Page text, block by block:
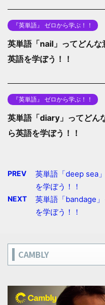
『英単語』 ゼロから学ぶ！！
英単語「nail」ってどんな
英語を学ぼう！！
『英単語』 ゼロから学ぶ！！
英単語「diary」ってどん
ら英語を学ぼう！！
PREV
英単語「deep sea
を学ぼう！！
NEXT
英単語「bandage
を学ぼう！！
CAMBLY